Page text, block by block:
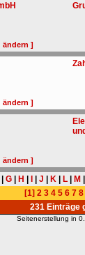
ändern ]
ändern ]
ändern ]
G H J K L M
[1] 2 3 4 5 6 7 8
231 Einträge
Seitenerstellung in